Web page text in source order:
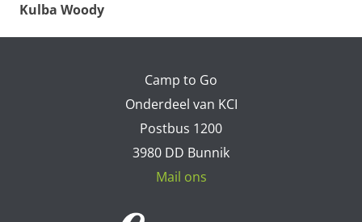
Kulba Woody
Camp to Go
Onderdeel van KCI
Postbus 1200
3980 DD Bunnik
Mail ons